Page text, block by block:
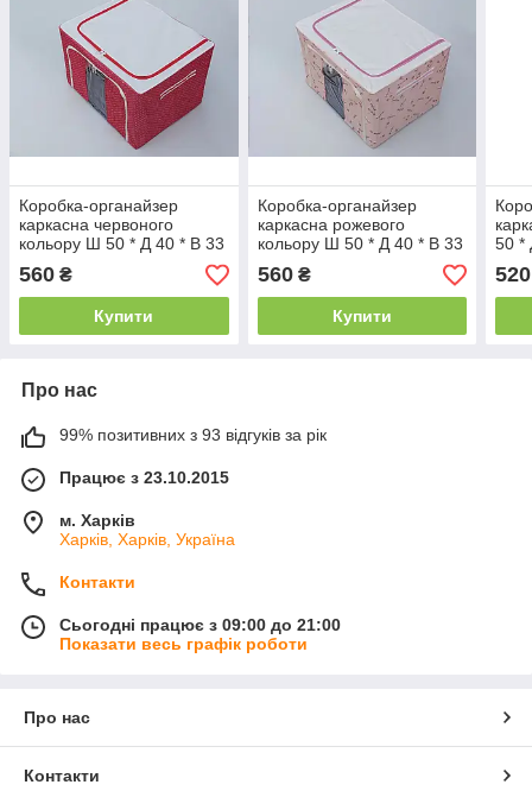
Коробка-органайзер
каркасна червоного
кольору Ш 50 * Д 40 * В 33
см. Для зберігання
560 ₴
Купити
Коробка-органайзер
каркасна рожевого
кольору Ш 50 * Д 40 * В 33
см. Для зберігання
560₴
Купити
50 *
520
Про нас
99% позитивних з 93 відгуків за рік
Працює з 23.10.2015
м. Харків
Харків, Харків, Україна
Контакти
Сьогодні працює з 09:00 до 21:00
Показати весь графік роботи
Про нас
Контакти